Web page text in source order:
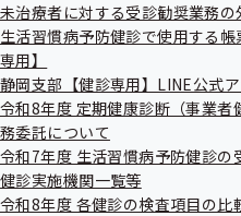
未治療者に対する受診勧奨業務の
生活習慣病予防健診で使用する
専用】
静岡支部【健診専用】LINE公式
令和8年度 定期健康診断（事業
務委託について
令和7年度 生活習慣病予防健診の
健診実施機関一覧等
令和8年度 各健診の検査項目の比
健康経営優良法人と
特に優良な健康経営を実践し
人を顕彰する制度のことです